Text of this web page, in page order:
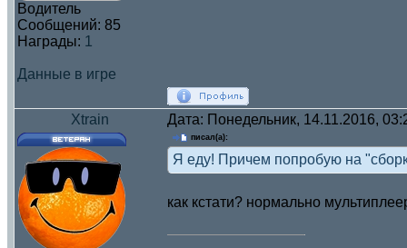
Водитель
Сообщений: 85
Награды: 1
Данные в игре
Xtrain Дата: Понедельник, 14.11.2016,
писал(а):
Я еду! Причем попробую на
как кстати? нормально